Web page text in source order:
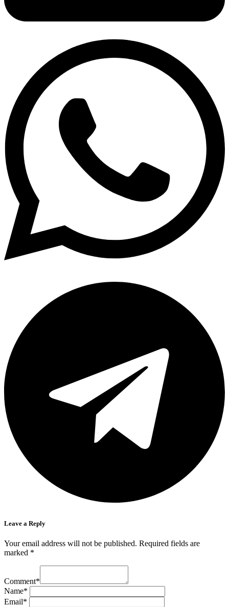
Leave a Reply
Your email address will not be published. Required fields are
marked *
Comment*
Name*
Email*